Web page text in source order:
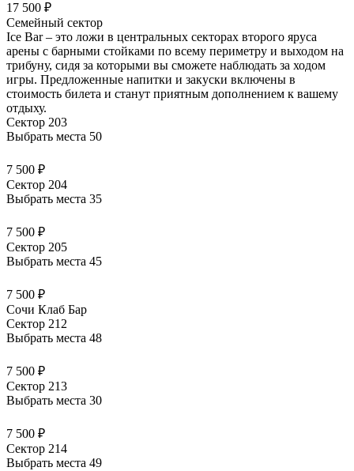
17 500 ₽
Семейный сектор
Ice Bar – это ложи в центральных секторах второго яруса
арены с барными стойками по всему периметру и выходом на
трибуну, сидя за которыми вы сможете наблюдать за ходом
игры. Предложенные напитки и закуски включены в
стоимость билета и станут приятным дополнением к вашему
отдыху.
Сектор 203
Выбрать места 50
7 500 ₽
Сектор 204
Выбрать места 35
7 500 ₽
Сектор 205
Выбрать места 45
7 500 ₽
Сочи Клаб Бар
Сектор 212
Выбрать места 48
7 500 ₽
Сектор 213
Выбрать места 30
7 500 ₽
Сектор 214
Выбрать места 49